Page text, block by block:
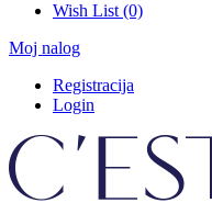
Wish List (0)
Moj nalog
Registracija
Login